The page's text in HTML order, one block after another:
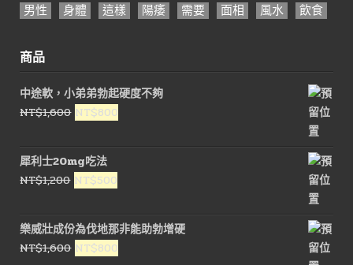
男性
身體 這樣 陽痿 需要 面相 風水 飲食
商品
中途軟，小弟弟勃起硬度不夠
NT$1,600 原
價
格：
NT$1,600。
NT$800
價
犀利士20mg吃法
NT$1,200 原
價
格：
NT$1,200。
NT$500
價
格：
NT$500。
樂威壯成份為伐地那非能助勃增硬
NT$1,600 原
NT$800